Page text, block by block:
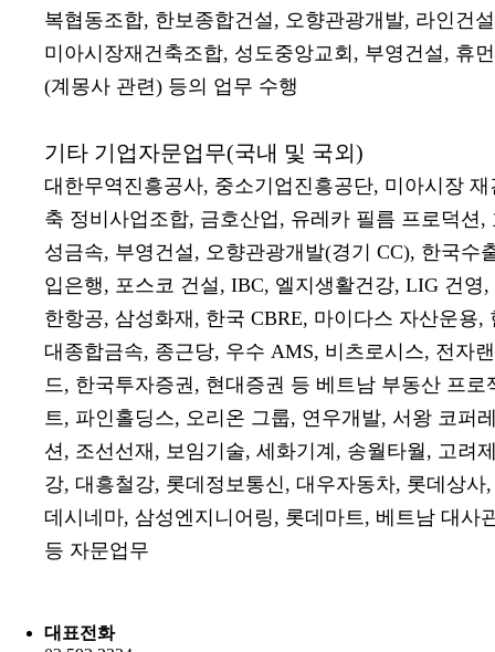
복협동조합, 한보종합건설, 오향관광개발, 라인건
미아시장재건축조합, 성도중앙교회, 부영건설, 휴
(계몽사 관련) 등의 업무 수행
기타 기업자문업무(국내 및 국외)
대한무역진흥공사, 중소기업진흥공단, 미아시장 재
축 정비사업조합, 금호산업, 유레카 필름 프로덕션,
성금속, 부영건설, 오향관광개발(경기 CC), 한국수
입은행, 포스코 건설, IBC, 엘지생활건강, LIG 건영,
한항공, 삼성화재, 한국 CBRE, 마이다스 자산운용,
대종합금속, 종근당, 우수 AMS, 비츠로시스, 전자랜
드, 한국투자증권, 현대증권 등 베트남 부동산 프로
트, 파인홀딩스, 오리온 그룹, 연우개발, 서왕 코퍼
션, 조선선재, 보임기술, 세화기계, 송월타월, 고려
강, 대흥철강, 롯데정보통신, 대우자동차, 롯데상사
데시네마, 삼성엔지니어링, 롯데마트, 베트남 대사
등 자문업무
대표전화